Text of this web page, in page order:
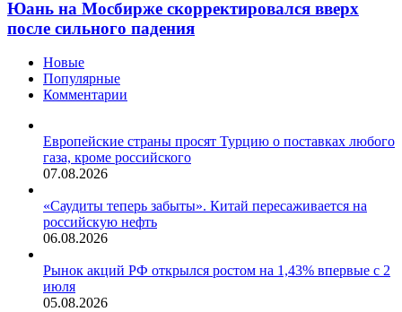
Юань на Мосбирже скорректировался вверх
после сильного падения
Новые
Популярные
Комментарии
Европейские страны просят Турцию о поставках любого
газа, кроме российского
07.08.2026
«Саудиты теперь забыты». Китай пересаживается на
российскую нефть
06.08.2026
Рынок акций РФ открылся ростом на 1,43% впервые с 2
июля
05.08.2026